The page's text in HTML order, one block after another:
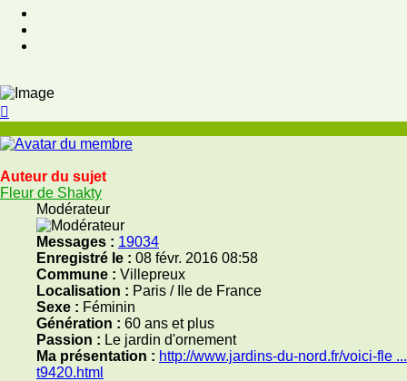
Auteur du sujet
Fleur de Shakty
Modérateur
Messages : 19034
Enregistré le : 08 févr. 2016 08:58
Commune : Villepreux
Localisation : Paris / Ile de France
Sexe : Féminin
Génération : 60 ans et plus
Passion : Le jardin d'ornement
Ma présentation : http://www.jardins-du-nord.fr/voici-fle ...
t9420.html